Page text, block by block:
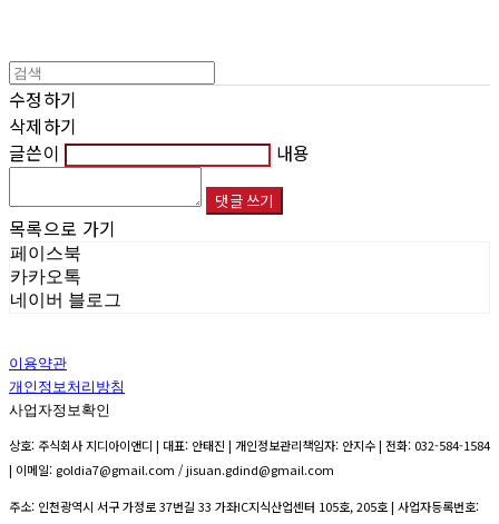
수정하기
삭제하기
글쓴이
내용
댓글 쓰기
목록으로 가기
페이스북
카카오톡
네이버 블로그
이용약관
개인정보처리방침
사업자정보확인
상호: 주식회사 지디아이앤디 | 대표: 안태진 | 개인정보관리책임자: 안지수 | 전화: 032-584-1584
| 이메일: goldia7@gmail.com / jisuan.gdind@gmail.com
주소: 인천광역시 서구 가정로 37번길 33 가좌IC지식산업센터 105호, 205호 | 사업자등록번호: